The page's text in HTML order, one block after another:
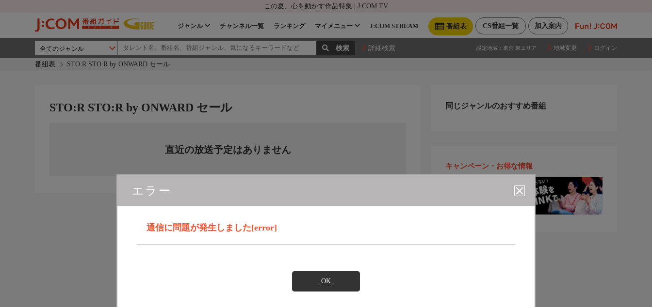
この夏、心を動かす作品特集 | J:COM TV
加入案内
CS番組一覧
番組表
ジャンル チャンネル一覧 ランキング マイメニュー J:COM STREAM
詳細検索 設定地域： 東京 東エリア 地域変更 ログイン
番組表 STO:R STO:R by ONWARD セール
エラー
通信に問題が発生しました[error]
OK
STO:R STO:R by ONWARD セール
直近の放送予定はありません
同じジャンルのおすすめ番組
キャンペーン・お得な情報